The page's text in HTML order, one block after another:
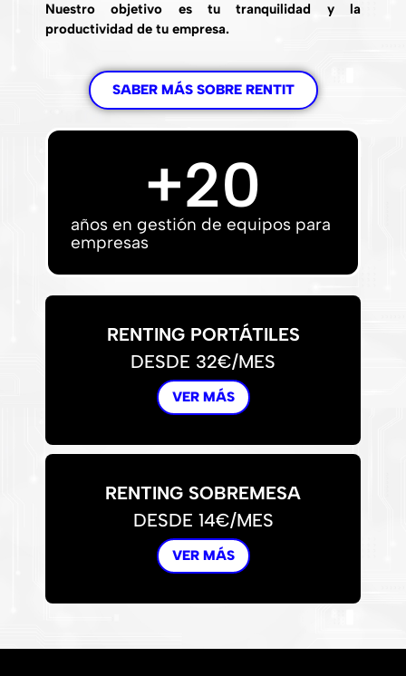
Nuestro objetivo es tu tranquilidad y la
productividad de tu empresa.
SABER MÁS SOBRE RENTIT
años en gestión de equipos para
empresas
+20
RENTING PORTÁTILES
DESDE 32€/MES
VER MÁS
RENTING SOBREMESA
DESDE 14€/MES
VER MÁS